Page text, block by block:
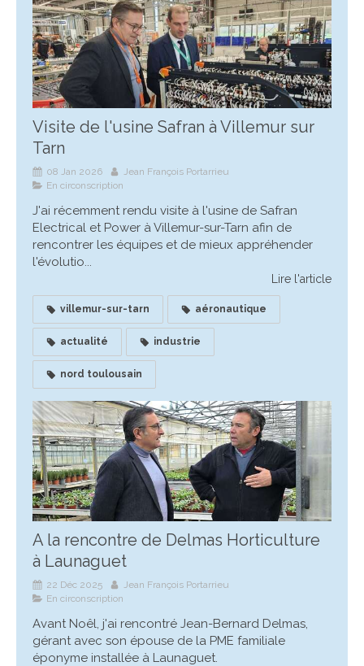
Visite de l'usine Safran à Villemur sur
Tarn
08 Jan 2026
Jean François Portarrieu
En circonscription
J'ai récemment rendu visite à l'usine de Safran
Electrical et Power à Villemur-sur-Tarn afin de
rencontrer les équipes et de mieux appréhender
l'évolutio...
Lire l'article
villemur-sur-tarn aéronautique
actualité industrie
nord toulousain
A la rencontre de Delmas Horticulture
à Launaguet
22 Déc 2025
Jean François Portarrieu
En circonscription
Avant Noêl, j'ai rencontré Jean-Bernard Delmas,
gérant avec son épouse de la PME familiale
éponyme installée à Launaguet.